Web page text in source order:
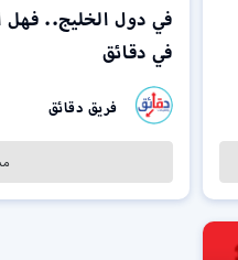
في دول الخليج..
في دقائق
فريق دقائق